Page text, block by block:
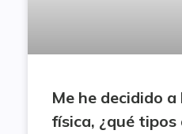
Me he decidido
física, ¿qué tipos